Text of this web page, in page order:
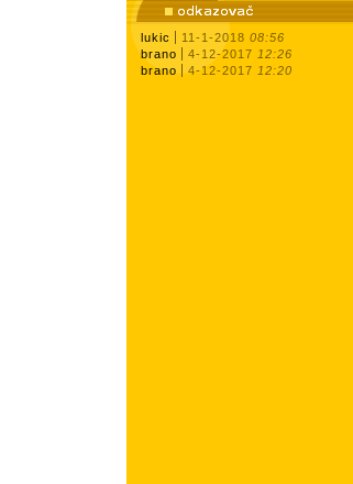
lukic 11-1-2018 08:56
brano
4-12-2017 12:26
brano
4-12-2017 12:20